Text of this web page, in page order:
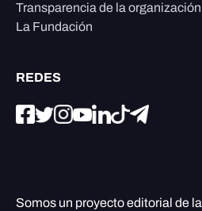
Transparencia de la organización
La Fundación
REDES
Somos un proyecto editorial de la